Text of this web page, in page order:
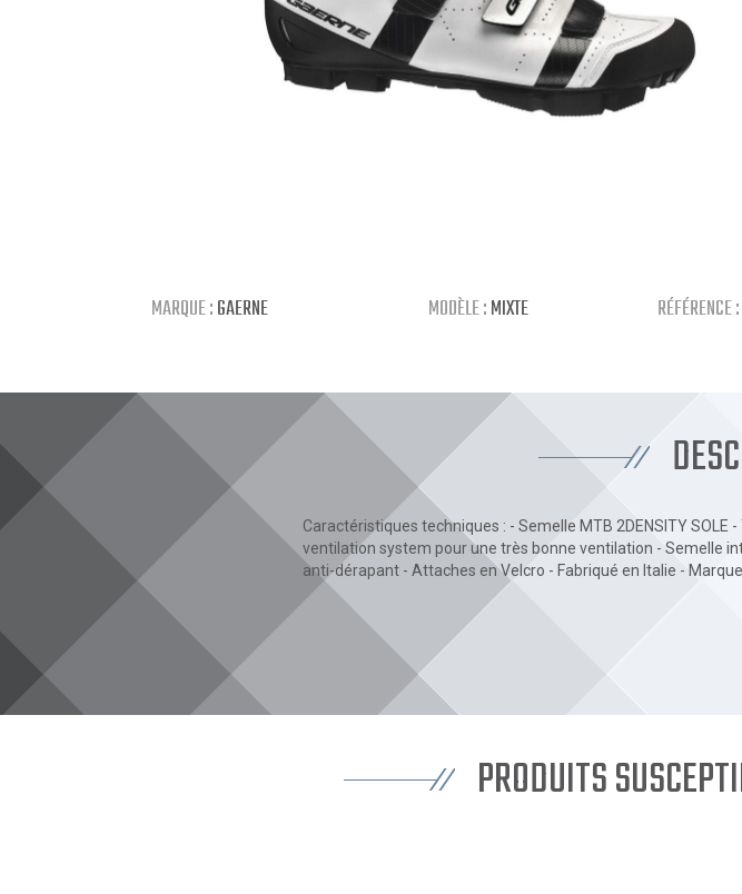
MARQUE :GAERNE MODÈLE :MIXTE RÉFÉRENCE :
Caractéristiques techniques : - Semelle MTB 2DENSITY
ventilation system pour une très bonne ventilation - Semelle
anti-dérapant - Attaches en Velcro - Fabriqué en Italie -
PRODUITS